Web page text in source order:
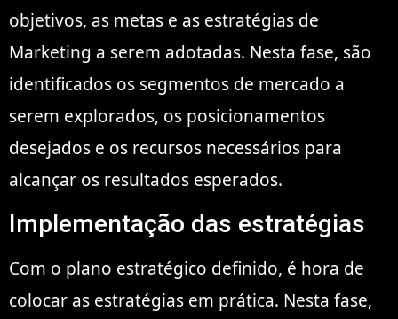
objetivos, as metas e as estratégias de
Marketing a serem adotadas. Nesta fase, são
identificados os segmentos de mercado a
serem explorados, os posicionamentos
desejados e os recursos necessários para
alcançar os resultados esperados.
Implementação das estratégias
Com o plano estratégico definido, é hora de
colocar as estratégias em prática. Nesta fase,